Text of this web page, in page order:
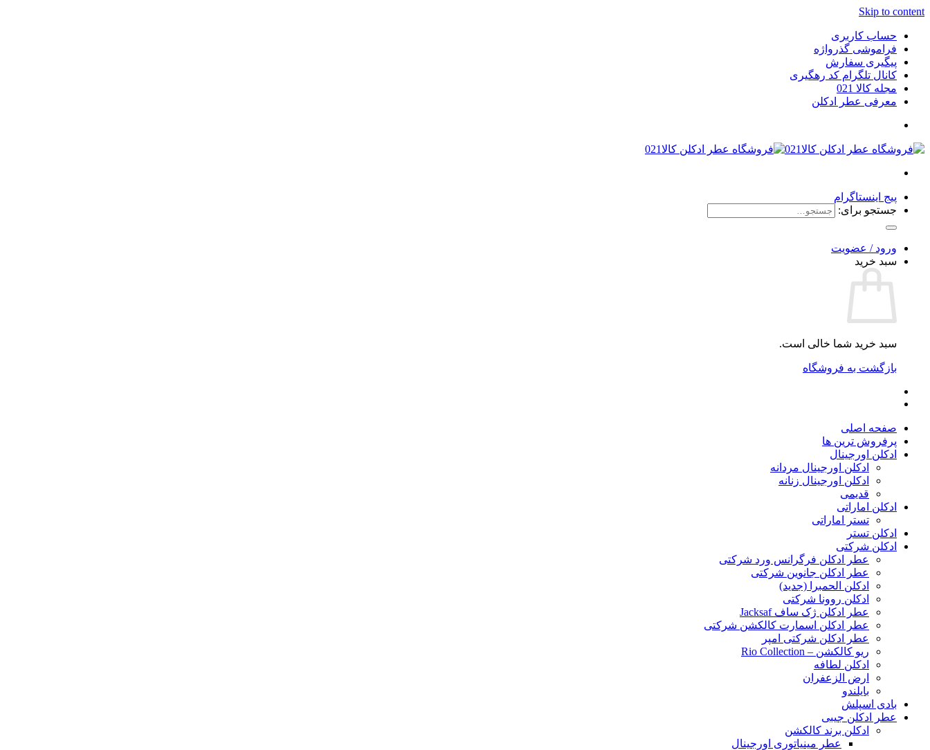
Skip to content
حساب کاربری
فراموشی گذرواژه
پیگیری سفارش
کانال تلگرام کد رهگیری
مجله کالا 021
معرفی عطر ادکلن
پیج اینستاگرام
جستجو برای:
ورود / عضویت
سبد خرید
سبد خرید شما خالی است.
بازگشت به فروشگاه
صفحه اصلی
پرفروش ترین ها
ادکلن اورجینال
ادکلن اورجینال مردانه
ادکلن اورجینال زنانه
قدیمی
ادکلن اماراتی
تستر اماراتی
ادکلن تستر
ادکلن شرکتی
عطر ادکلن فرگرانس ورد شرکتی
عطر ادکلن جانوین شرکتی
ادکلن الحمبرا (جدید)
ادکلن روونا شرکتی
عطر ادکلن ژک‌ ساف Jacksaf
عطر ادکلن اسمارت کالکشن شرکتی
عطر ادکلن شرکتی امپر
ریو کالکشن – Rio Collection
ادکلن لطافه
ارض الزعفران
بایلندو
بادی اسپلش
عطر ادکلن جیبی
ادکلن برند کالکشن
عطر مینیاتوری اورجینال